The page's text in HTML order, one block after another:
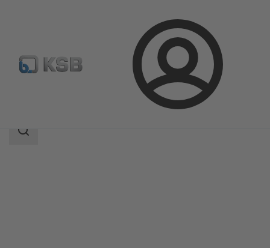
Login
ZJSVA/ZXSVA
Ambito